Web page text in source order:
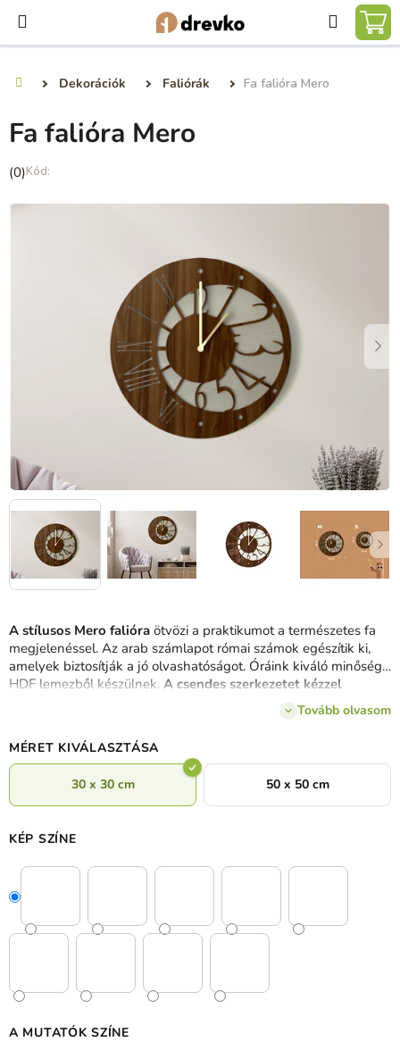
fő
Dekorációk Faliórák Fa falióra Mero
A stílusos Mero falióra ötvözi a praktikumot a természetes fa
megjelenéssel. Az arab számlapot római számok egészítik ki,
amelyek biztosítják a jó olvashatóságot. Óráink kiváló minőségű
HDF lemezből készülnek. A csendes szerkezetet kézzel
műhelyünkben, hogy ne zavarja semmilyenTovább olvasom
MÉRET KIVÁLASZTÁSA
30 x 30 cm 50 x 50 cm
KÉP SZÍNE
A MUTATÓK SZÍNE
Fa falióra Mero
A
átlagos
(0)